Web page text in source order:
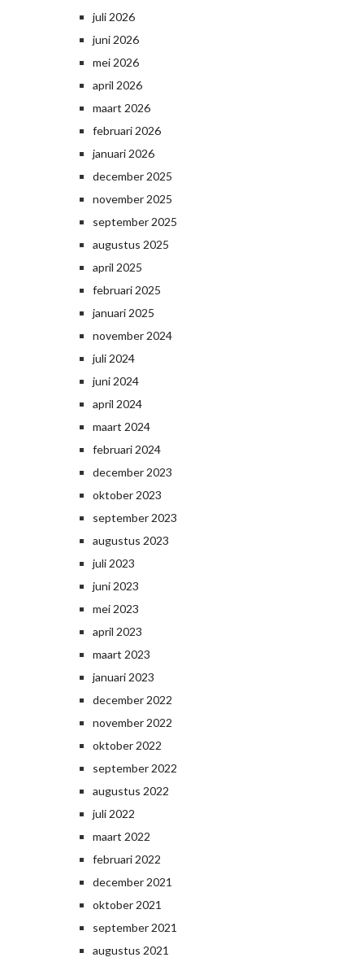
juli 2026
juni 2026
mei 2026
april 2026
maart 2026
februari 2026
januari 2026
december 2025
november 2025
september 2025
augustus 2025
april 2025
februari 2025
januari 2025
november 2024
juli 2024
juni 2024
april 2024
maart 2024
februari 2024
december 2023
oktober 2023
september 2023
augustus 2023
juli 2023
juni 2023
mei 2023
april 2023
maart 2023
januari 2023
december 2022
november 2022
oktober 2022
september 2022
augustus 2022
juli 2022
maart 2022
februari 2022
december 2021
oktober 2021
september 2021
augustus 2021